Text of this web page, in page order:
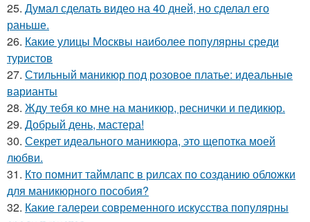
25. Думал сделать видео на 40 дней, но сделал его
раньше.
26. Какие улицы Москвы наиболее популярны среди
туристов
27. Стильный маникюр под розовое платье: идеальные
варианты
28. Жду тебя ко мне на маникюр, реснички и педикюр.
29. Добрый день, мастера!
30. Секрет идеального маникюра, это щепотка моей
любви.
31. Кто помнит таймлапс в рилсах по созданию обложки
для маникюрного пособия?
32. Какие галереи современного искусства популярны